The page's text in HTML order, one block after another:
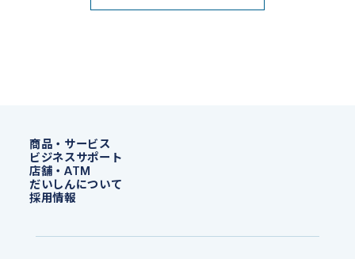
商品・サービス
ビジネスサポート
店舗・ATM
だいしんについて
採用情報